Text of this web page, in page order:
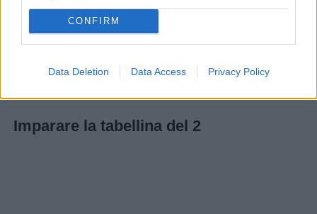
CONFIRM
Data Deletion Data Access Privacy Policy
Imparare la tabellina del 2